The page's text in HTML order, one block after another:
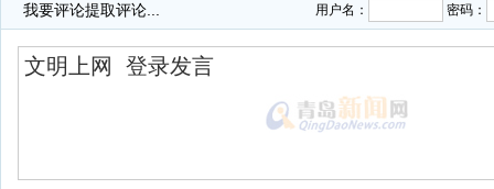
我要评论提取评论... 用户名： 密码：